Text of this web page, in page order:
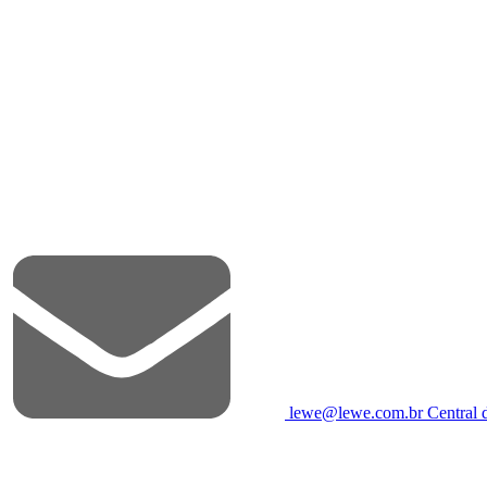
lewe@lewe.com.brCentral